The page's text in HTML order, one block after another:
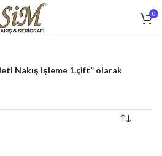
0
Nakış işleme 1.çift” olarak